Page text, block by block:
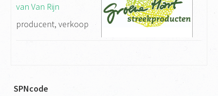
van Van Rijn
producent, verkoop
SPNcode